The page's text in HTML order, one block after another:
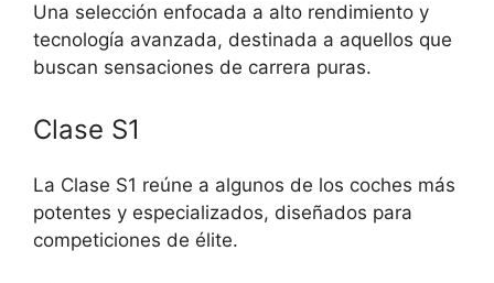
Una selección enfocada a alto rendimiento y
tecnología avanzada, destinada a aquellos que
buscan sensaciones de carrera puras.
Clase S1
La Clase S1 reúne a algunos de los coches más
potentes y especializados, diseñados para
competiciones de élite.